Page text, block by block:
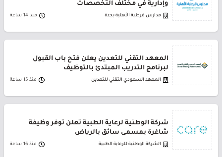
وإدارية في مختلف التخصصات
مدارس قرطبة الأهلية بجدة منذ 14 ساعة
المعهد التقني للتعدين يعلن فتح باب القبول
لبرنامج التدريب المبتدئ بالتوظيف
المعهد السعودي التقني للتعدين منذ 15 ساعة
شركة الوطنية لرعاية الطبية تعلن توفر وظيفة
شاغرة بمسمى سائق بالرياض
الشركة الوطنية للرعاية الطبية منذ 16 ساعة